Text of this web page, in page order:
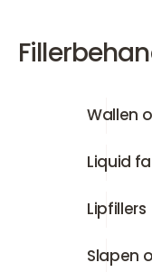
Wallen onder ogen
Wallen
Liquid faceliftLiquid
Lipfillers
Slapen opvullen
Slapen